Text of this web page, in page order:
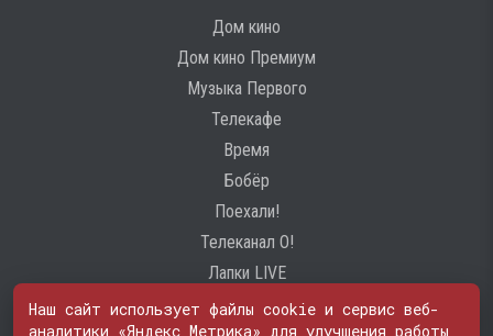
Дом кино
Дом кино Премиум
Музыка Первого
Телекафе
Время
Бобёр
Поехали!
Телеканал О!
Лапки LIVE
Наш сайт использует файлы cookie и сервис веб-
аналитики «Яндекс Метрика» для улучшения работы